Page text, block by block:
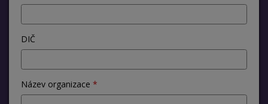
DIČ
Název organizace